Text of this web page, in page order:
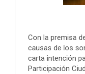
Con la premisa
causas de los
carta intención
Participación